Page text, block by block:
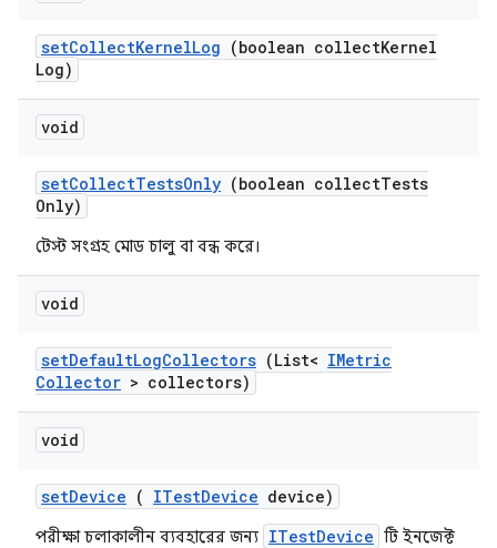
setCollectKernelLog (boolean collectKernel
Log)
void
setCollectTestsOnly (boolean collectTests
Only)
টেস্ট সংগ্রহ মোড চালু বা বন্ধ করে।
void
setDefaultLogCollectors (List< IMetric
Collector > collectors)
void
setDevice ( ITestDevice device)
পরীক্ষা চলাকালীন ব্যবহারের জন্য ITestDevice টি ইনজেক্ট